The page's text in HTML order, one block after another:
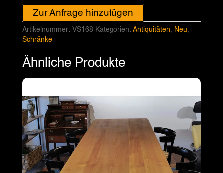
Vintage
-
VS168
Menge
Zur Anfrage hinzufügen
Artikelnummer: VS168 Kategorien: Antiquitäten, Neu,
Schränke
Ähnliche Produkte